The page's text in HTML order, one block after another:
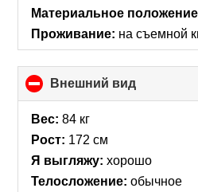
Материальное
Проживание: на съемной
Внешний вид
to
Вес: 84 кг
Рост: 172 см
Я выгляжу: хорошо
Телосложение: обычное